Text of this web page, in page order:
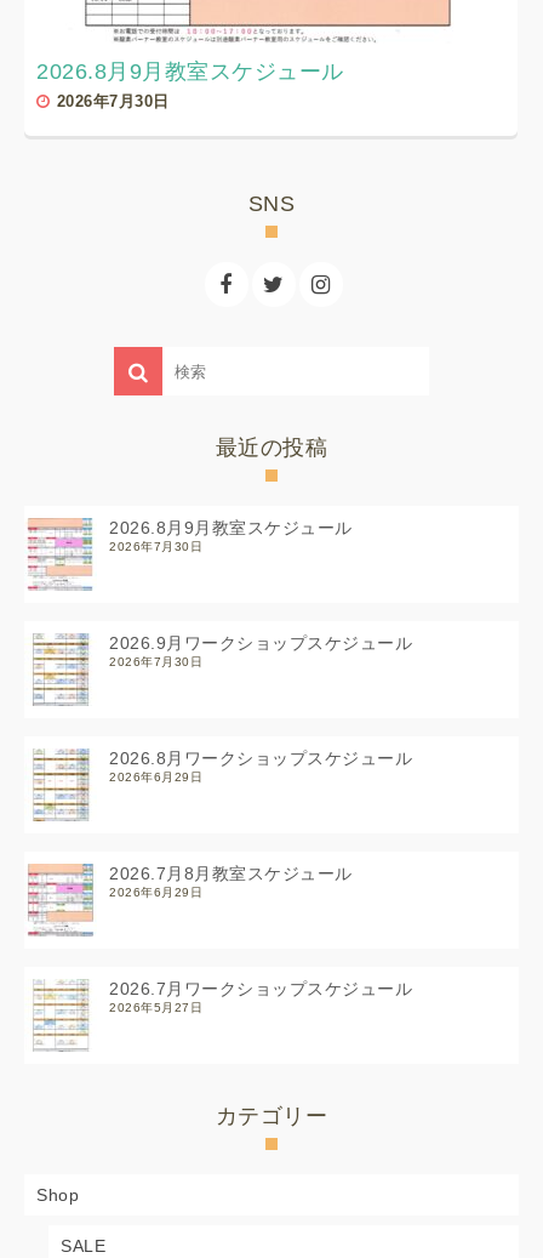
2026.8月9月教室スケジュール
2026年7月30日
SNS
最近の投稿
2026.8月9月教室スケジュール
2026年7月30日
2026.9月ワークショップスケジュール
2026年7月30日
2026.8月ワークショップスケジュール
2026年6月29日
2026.7月8月教室スケジュール
2026年6月29日
2026.7月ワークショップスケジュール
2026年5月27日
カテゴリー
Shop
SALE